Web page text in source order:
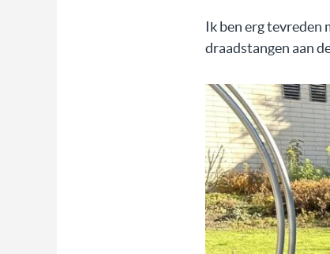
Ik ben erg tevreden
draadstangen aan